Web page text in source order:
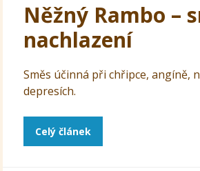
Něžný Rambo –
nachlazení
Směs účinná při chřipce, angíně,
depresích.
Celý článek